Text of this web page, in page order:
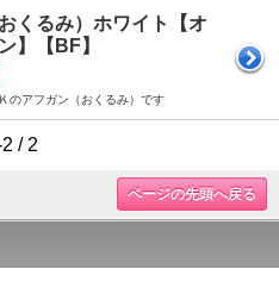
くるみ）ホワイト【オ
】【BF】
のアフガン（おくるみ）です
/ 2
ページの先頭へ戻る